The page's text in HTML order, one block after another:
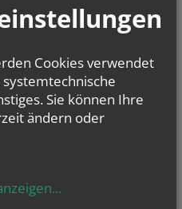
Cookies verwendet
systemtechnische
Sie können Ihre
ändern oder
...